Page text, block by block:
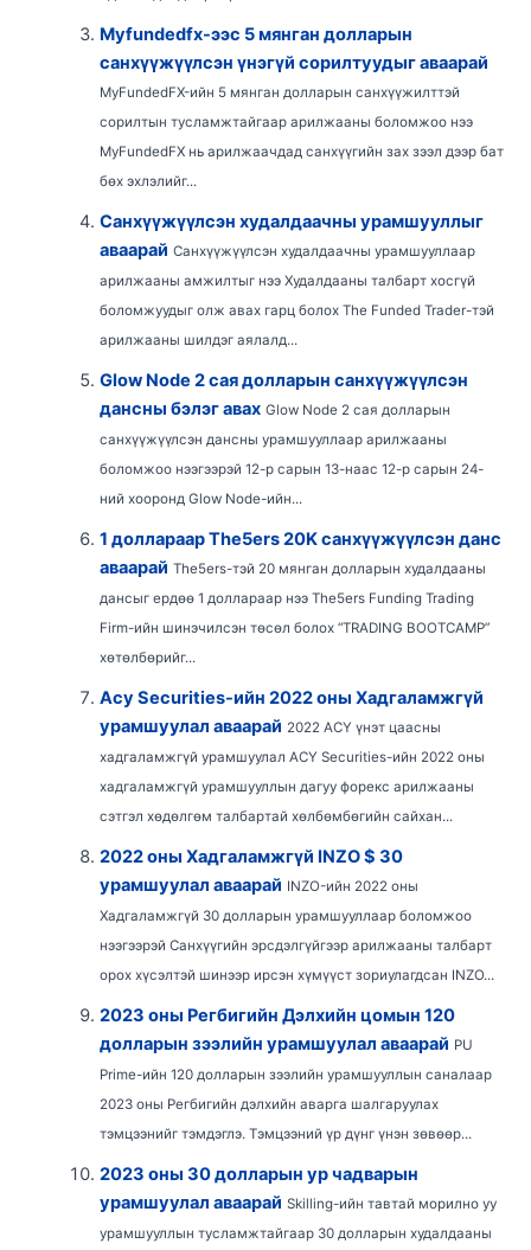
Myfundedfx-ээс 5 мянган долларын
санхүүжүүлсэн үнэгүй сорилтуудыг аваарай
MyFundedFX-ийн 5 мянган долларын санхүүжилттэй
сорилтын тусламжтайгаар арилжааны боломжоо нээ
MyFundedFX нь арилжаачдад санхүүгийн зах зээл дээр бат
бөх эхлэлийг...
Санхүүжүүлсэн худалдаачны урамшууллыг
аваарай Санхүүжүүлсэн худалдаачны урамшууллаар
арилжааны амжилтыг нээ Худалдааны талбарт хосгүй
боломжуудыг олж авах гарц болох The Funded Trader-тэй
арилжааны шилдэг аялалд...
Glow Node 2 сая долларын санхүүжүүлсэн
дансны бэлэг авах Glow Node 2 сая долларын
санхүүжүүлсэн дансны урамшууллаар арилжааны
боломжоо нээгээрэй 12-р сарын 13-наас 12-р сарын 24-
ний хооронд Glow Node-ийн...
1 доллараар The5ers 20K санхүүжүүлсэн данс
аваарай The5ers-тэй 20 мянган долларын худалдааны
дансыг ердөө 1 доллараар нээ The5ers Funding Trading
Firm-ийн шинэчилсэн төсөл болох “TRADING BOOTCAMP”
хөтөлбөрийг...
Acy Securities-ийн 2022 оны Хадгаламжгүй
урамшуулал аваарай 2022 ACY үнэт цаасны
хадгаламжгүй урамшуулал ACY Securities-ийн 2022 оны
хадгаламжгүй урамшууллын дагуу форекс арилжааны
сэтгэл хөдөлгөм талбартай хөлбөмбөгийн сайхан...
2022 оны Хадгаламжгүй INZO $ 30
урамшуулал аваарай INZO-ийн 2022 оны
Хадгаламжгүй 30 долларын урамшууллаар боломжоо
нээгээрэй Санхүүгийн эрсдэлгүйгээр арилжааны талбарт
орох хүсэлтэй шинээр ирсэн хүмүүст зориулагдсан INZO...
2023 оны Регбигийн Дэлхийн цомын 120
долларын зээлийн урамшуулал аваарай PU
Prime-ийн 120 долларын зээлийн урамшууллын саналаар
2023 оны Регбигийн дэлхийн аварга шалгаруулах
тэмцээнийг тэмдэглэ. Тэмцээний үр дүнг үнэн зөвөөр...
2023 оны 30 долларын ур чадварын
урамшуулал аваарай Skilling-ийн тавтай морилно уу
урамшууллын тусламжтайгаар 30 долларын худалдааны